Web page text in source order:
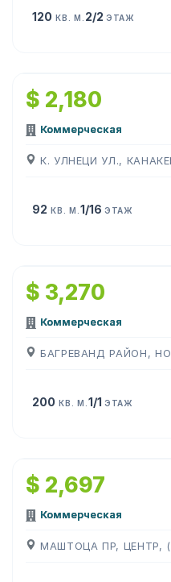
120 КВ. М. 2/2 ЭТАЖ
$ 2,180
Коммерческая
К. УЛНЕЦИ УЛ.,
92 КВ. М. 1/16 ЭТАЖ
$ 3,270
Коммерческая
БАГРЕВАНД РАЙОН,
200 КВ. М. 1/1 ЭТАЖ
$ 2,697
Коммерческая
МАШТОЦА ПР, ЦЕНТР, (